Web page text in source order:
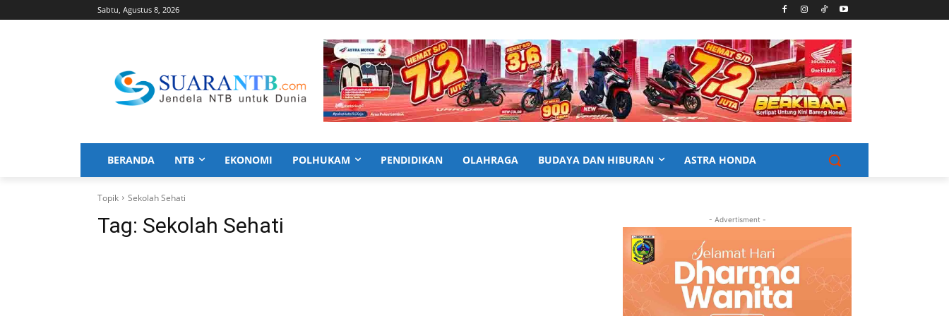
Sabtu, Agustus 8, 2026
BERANDA NTB EKONOMI POLHUKAM PENDIDIKAN OLAHRAGA BUDAYA DAN HIBURAN ASTRA HONDA
Topik Sekolah Sehati
Tag: Sekolah Sehati - Advertisment -